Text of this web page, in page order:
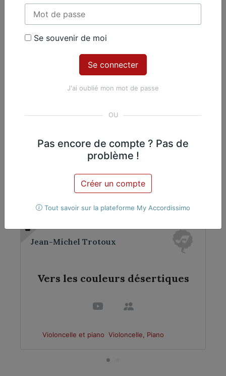
Contenu Premium
Accédez à tout le contenu
Premium en illimité pour 99 €
Œuvres du même
compositeur​
Jean-Michel Trotoux
Vers les couleurs désertiques
Violoncelle et piano Violoncelle, Piano
Se souvenir de moi
J'ai oublié mon mot de passe
Pas encore de compte ? Pas de
problème !
Créer un compte
Tout savoir sur la plateforme My Accordissimo